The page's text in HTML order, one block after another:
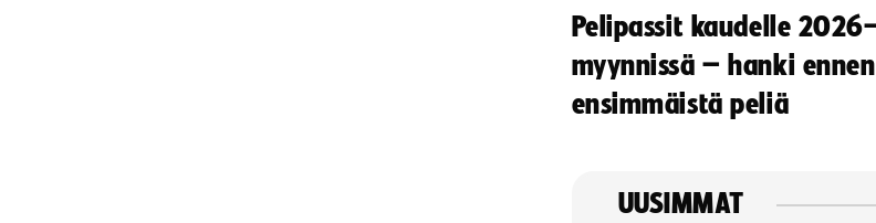
Pelipassit kaudelle
myynnissä – hanki ennen
ensimmäistä peliä
UUSIMMAT